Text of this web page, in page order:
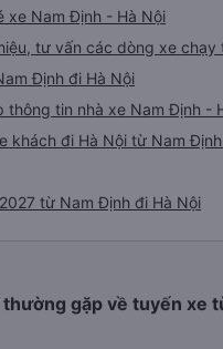
xe Nam Định - Hà Nội
tư vấn các dòng xe chạy
Định đi Hà Nội
thông tin nhà xe Nam Định -
khách đi Hà Nội từ Nam
từ Nam Định đi Hà Nội
gặp về tuyến xe